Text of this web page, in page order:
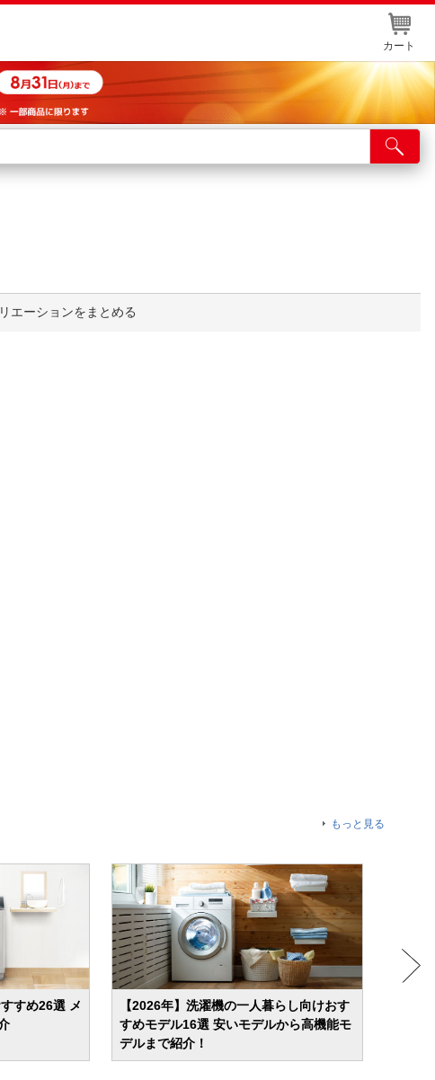
カート
お取り寄せ品入荷状況照会
エーションをまとめる
もっと見る
すめ26選 メ
【2026年】洗濯機の一人暮らし向けおす
すめモデル16選 安いモデルから高機能モ
デルまで紹介！